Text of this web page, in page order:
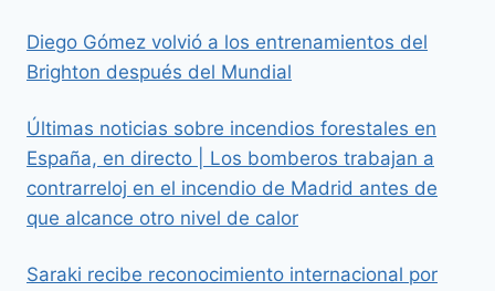
Diego Gómez volvió a los entrenamientos del
Brighton después del Mundial
Últimas noticias sobre incendios forestales en
España, en directo | Los bomberos trabajan a
contrarreloj en el incendio de Madrid antes de
que alcance otro nivel de calor
Saraki recibe reconocimiento internacional por